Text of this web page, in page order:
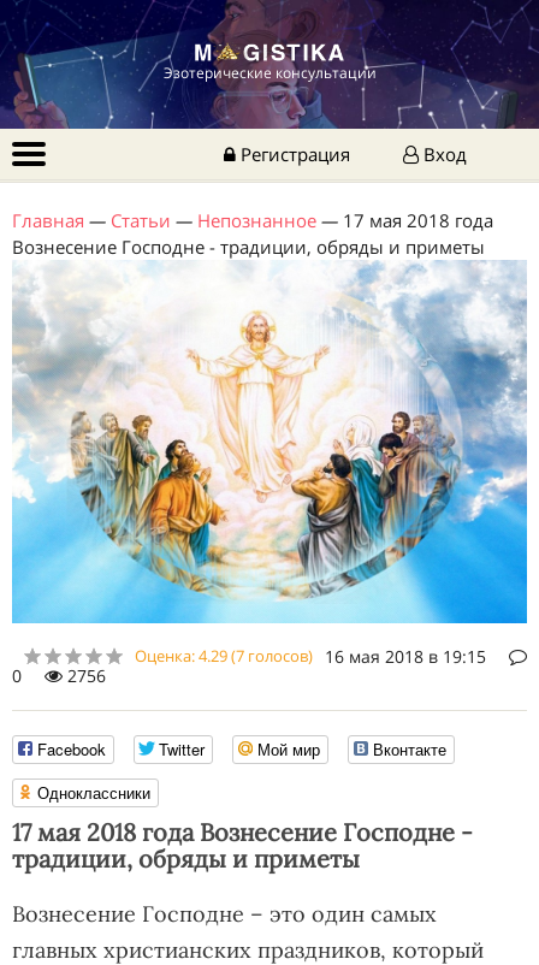
Эзотерические консультации
Регистрация Вход
Главная — Статьи — Непознанное — 17 мая 2018 года
Вознесение Господне - традиции, обряды и приметы
Оценка:4.29(7 голосов)
16 мая 2018 в 19:15
0
2756
Facebook Twitter Мой мир
Вконтакте
Одноклассники
17 мая 2018 года Вознесение Господне -
традиции, обряды и приметы
Вознесение Господне – это один самых
главных христианских праздников, который